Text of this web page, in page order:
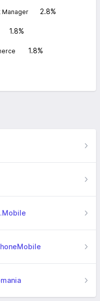
Manager 2.8%
1.8%
1.8%